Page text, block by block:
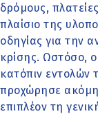
δρόμους,
πλαίσιο της
οδηγίας για την
κρίσης. Ωστόσο,
κατόπιν εντολών
προχώρησε ακόμη
επιπλέον τη